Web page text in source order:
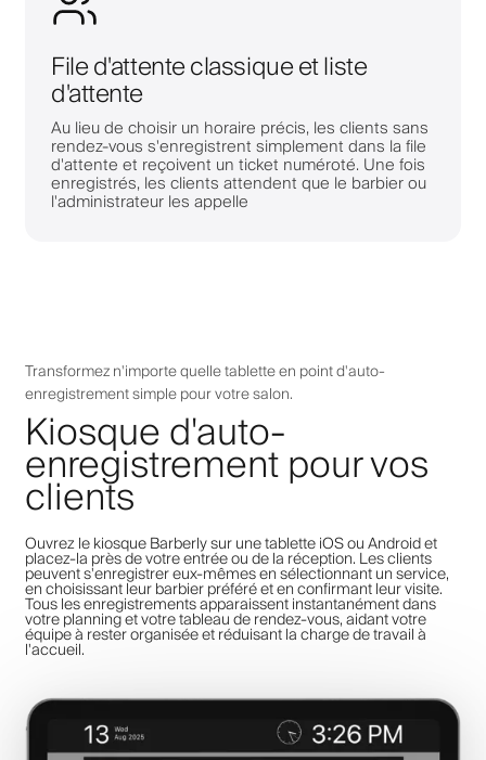
File d'attente classique et liste
d'attente
Au lieu de choisir un horaire précis, les clients sans
rendez-vous s'enregistrent simplement dans la file
d'attente et reçoivent un ticket numéroté. Une fois
enregistrés, les clients attendent que le barbier ou
l'administrateur les appelle
Transformez n'importe quelle tablette en point d'auto-
enregistrement simple pour votre salon.
Kiosque d'auto-
enregistrement pour vos
clients
Ouvrez le kiosque Barberly sur une tablette iOS ou Android et
placez-la près de votre entrée ou de la réception. Les clients
peuvent s'enregistrer eux-mêmes en sélectionnant un service,
en choisissant leur barbier préféré et en confirmant leur visite.
Tous les enregistrements apparaissent instantanément dans
votre planning et votre tableau de rendez-vous, aidant votre
équipe à rester organisée et réduisant la charge de travail à
l'accueil.